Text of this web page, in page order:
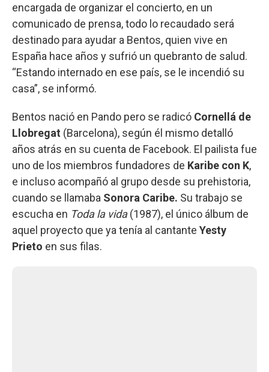
encargada de organizar el concierto, en un
comunicado de prensa, todo lo recaudado será
destinado para ayudar a Bentos, quien vive en
España hace años y sufrió un quebranto de salud.
“Estando internado en ese país, se le incendió su
casa”, se informó.
Bentos nació en Pando pero se radicó Cornellá de
Llobregat (Barcelona), según él mismo detalló
años atrás en su cuenta de Facebook. El pailista fue
uno de los miembros fundadores de Karibe con K,
e incluso acompañó al grupo desde su prehistoria,
cuando se llamaba Sonora Caribe. Su trabajo se
escucha en Toda la vida(1987), el único álbum de
aquel proyecto que ya tenía al cantante Yesty
Prieto en sus filas.